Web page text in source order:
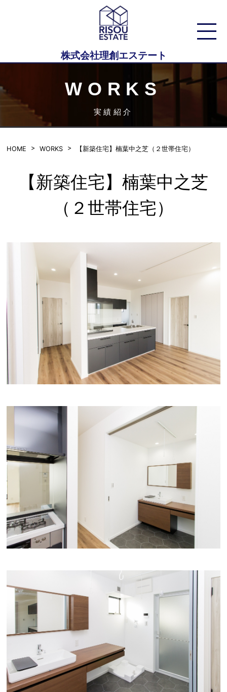
株式会社理創エステート
WORKS
実績紹介
HOME WORKS 【新築住宅】楠葉中之芝（２世帯住宅）
【新築住宅】楠葉中之芝
（２世帯住宅）